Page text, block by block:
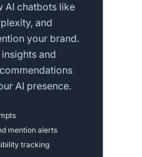
AI chatbots like
and
your brand.
and
AI presence.
mention alerts
tracking